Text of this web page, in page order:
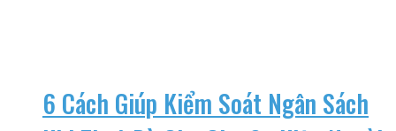
6 Cách Giúp Kiểm Soát Ngân Sách